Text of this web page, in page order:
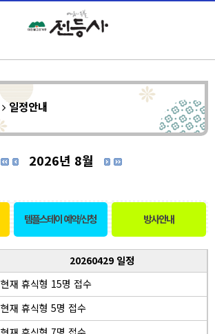
일정안내
2026년 8월
템플스테이 예약/신청 방사안내
20260429 일정
현재 휴식형 15명 접수
현재 휴식형 5명 접수